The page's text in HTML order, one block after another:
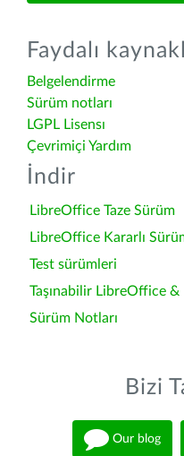
Faydalı
Belgelendirme
Sürüm notları
LGPL Lisensı
Çevrimiçi Yardım
İndir
LibreOffice Taze Sürüm
LibreOffice Kararlı
Test sürümleri
Taşınabilir LibreOffice
Sürüm Notları
Bizi
Our blog